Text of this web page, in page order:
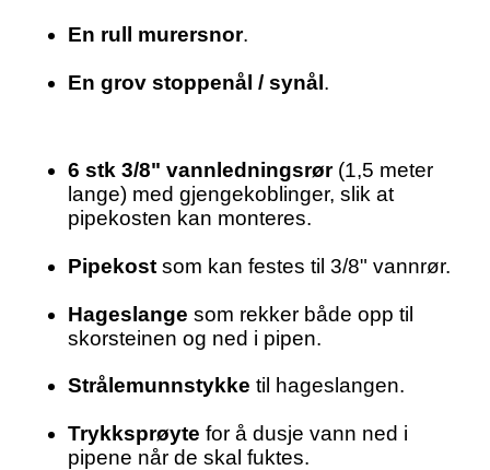
En rull murersnor.
En grov stoppenål / synål.
6 stk 3/8" vannledningsrør(1,5 meter
lange) med gjengekoblinger, slik at
pipekosten kan monteres.
Pipekost som kan festes til 3/8" vannrør.
Hageslange som rekker både opp til
skorsteinen og ned i pipen.
Strålemunnstykke til hageslangen.
Trykksprøyte for å dusje vann ned i
pipene når de skal fuktes.